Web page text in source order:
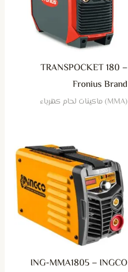
TRANSPOCKET 180 –
Fronius Brand
(MMA) ماكينات لحام كهرباء
ING-MMA1805 – INGCO